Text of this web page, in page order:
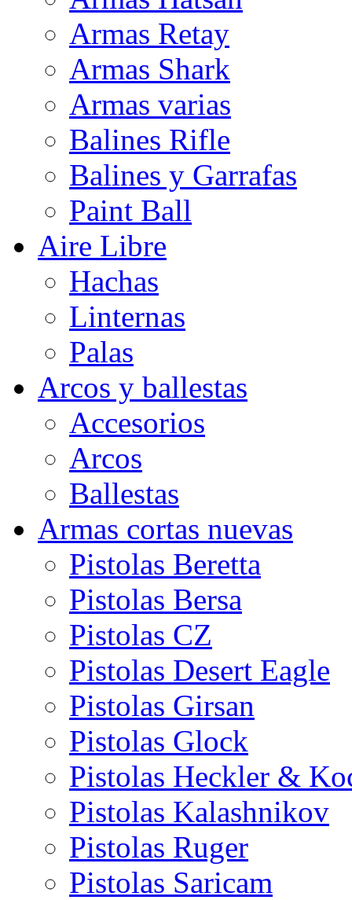
Armas Retay
Armas Shark
Armas varias
Balines Rifle
Balines y Garrafas
Paint Ball
Aire Libre
Hachas
Linternas
Palas
Arcos y ballestas
Accesorios
Arcos
Ballestas
Armas cortas nuevas
Pistolas Beretta
Pistolas Bersa
Pistolas CZ
Pistolas Desert Eagle
Pistolas Girsan
Pistolas Glock
Pistolas Heckler &
Pistolas Kalashnikov
Pistolas Ruger
Pistolas Saricam